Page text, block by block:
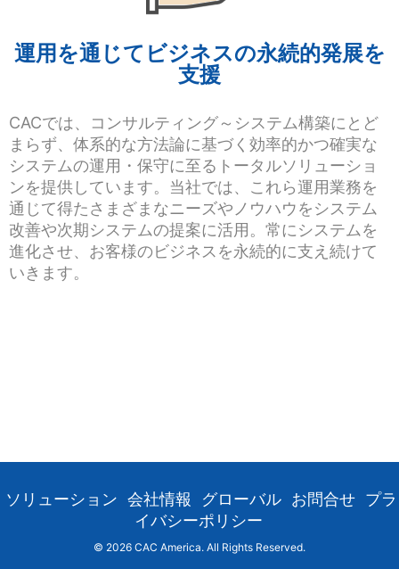
運用を通じてビジネスの永続的発展を
支援
CACでは、コンサルティング～システム構築にとど
まらず、体系的な方法論に基づく効率的かつ確実な
システムの運用・保守に至るトータルソリューショ
ンを提供しています。当社では、これら運用業務を
通じて得たさまざまなニーズやノウハウをシステム
改善や次期システムの提案に活用。常にシステムを
進化させ、お客様のビジネスを永続的に支え続けて
いきます。
ソリューション 会社情報 グローバル お問合せ プラ
イバシーポリシー
© 2026 CAC America. All Rights Reserved.